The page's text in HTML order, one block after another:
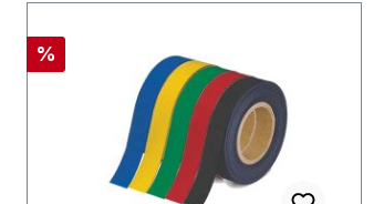
Solange Vorrat reicht
Rabatt
%